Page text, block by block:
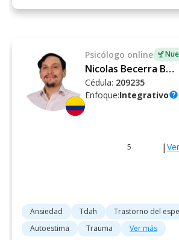
Psicólogo online
Nicolas Becerra Ballen
Cédula: 209235
Enfoque:Integrativohelp
5 |
Ansiedad Tdah
Trastorno del
Autoestima
Trauma Ver más